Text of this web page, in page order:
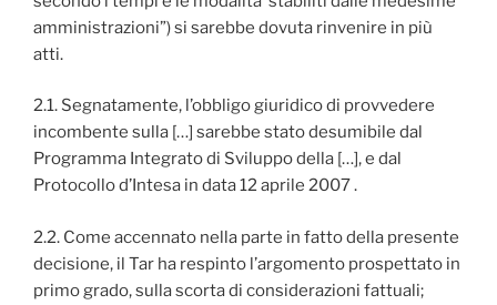
amministrazioni”) si sarebbe dovuta rinvenire in più
atti.
2.1. Segnatamente, l’obbligo giuridico di provvedere
incombente sulla […] sarebbe stato desumibile dal
Programma Integrato di Sviluppo della […], e dal
Protocollo d’Intesa in data 12 aprile 2007 .
2.2. Come accennato nella parte in fatto della presente
decisione, il Tar ha respinto l’argomento prospettato in
primo grado, sulla scorta di considerazioni fattuali;